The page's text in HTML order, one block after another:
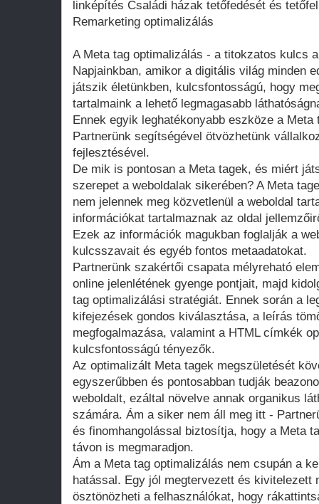
linképítés Családi házak tetőfedését és
Remarketing optimalizálás
A Meta tag optimalizálás - a titokzatos kulcs
Napjainkban, amikor a digitális világ minden
játszik életünkben, kulcsfontosságú, hogy
tartalmaink a lehető legmagasabb
Ennek egyik leghatékonyabb eszköze a
Partnerünk segítségével ötvözhetünk
fejlesztésével.
De mik is pontosan a Meta tagek, és miért
szerepet a weboldalak sikerében? A Meta
nem jelennek meg közvetlenül a weboldal
információkat tartalmaznak az oldal
Ezek az információk magukban foglalják a
kulcsszavait és egyéb fontos metaadatokat.
Partnerünk szakértői csapata mélyreható
online jelenlétének gyenge pontjait, majd
tag optimalizálási stratégiát. Ennek során a
kifejezések gondos kiválasztása, a leírás
megfogalmazása, valamint a HTML címkék
kulcsfontosságú tényezők.
Az optimalizált Meta tagek megszületését
egyszerűbben és pontosabban tudják
weboldalt, ezáltal növelve annak organikus
számára. Ám a siker nem áll meg itt -
és finomhangolással biztosítja, hogy a Meta
távon is megmaradjon.
Ám a Meta tag optimalizálás nem csupán a
hatással. Egy jól megtervezett és kivitelezett
ösztönözheti a felhasználókat, hogy